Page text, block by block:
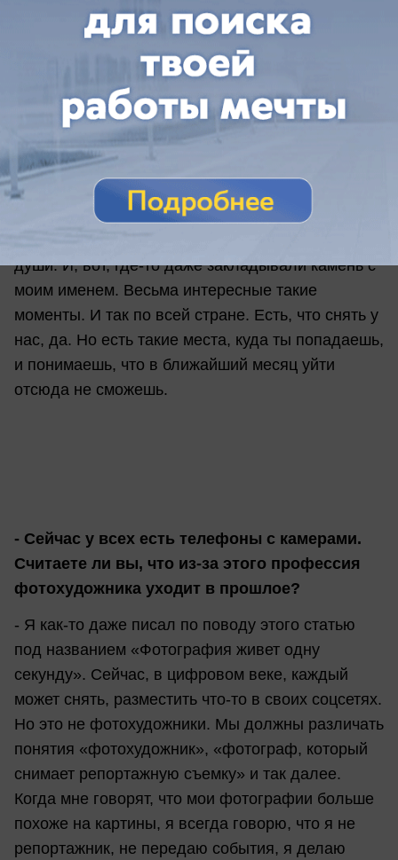
слушаю истории. И на фоне этого тоже есть
масса задумок, которые хотелось бы
реализовать в виде фотопроектов. Также и
съемка церквей. Обычно я приезжаю в села,
спрашиваю, что и как, навожу справки. Всегда
находятся те, кто присматривают за этим
зданием. Общаюсь с ними, мне рассказывают
историю. Есть даже церкви, которым я делал
пожертвования. Ну это не в плане того, что я
души. И, вот, где-то даже закладывали камень с
моим именем. Весьма интересные такие
моменты. И так по всей стране. Есть, что снять у
нас, да. Но есть такие места, куда ты попадаешь,
и понимаешь, что в ближайший месяц уйти
отсюда не сможешь.
- Сейчас у всех есть телефоны с камерами.
Считаете ли вы, что из-за этого профессия
фотохудожника уходит в прошлое?
- Я как-то даже писал по поводу этого статью
под названием «Фотография живет одну
секунду». Сейчас, в цифровом веке, каждый
может снять, разместить что-то в своих соцсетях.
Но это не фотохудожники. Мы должны различать
понятия «фотохудожник», «фотограф, который
снимает репортажную съемку» и так далее.
Когда мне говорят, что мои фотографии больше
похоже на картины, я всегда говорю, что я не
репортажник, не передаю события, я делаю